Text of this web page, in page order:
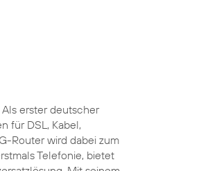
Als erster deutscher
für DSL, Kabel,
Router wird dabei zum
Telefonie, bietet